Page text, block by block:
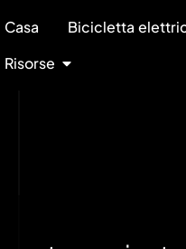
Casa Bicicletta
Risorse